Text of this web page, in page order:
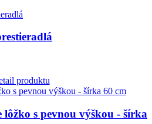
produktu
lôžko s pevnou výškou - šírka